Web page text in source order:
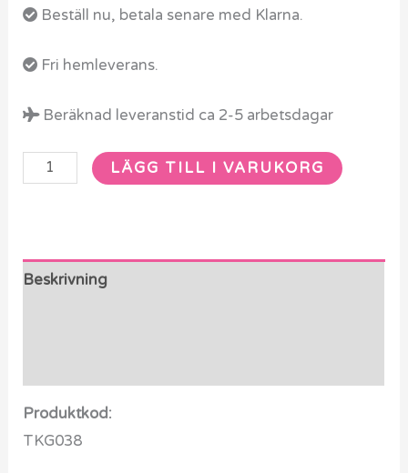
Beställ nu, betala senare med Klarna.
Fri hemleverans.
Beräknad leveranstid ca 2-5 arbetsdagar
LÄGG TILL I VARUKORG
Beskrivning
Produktkod:
TKG038